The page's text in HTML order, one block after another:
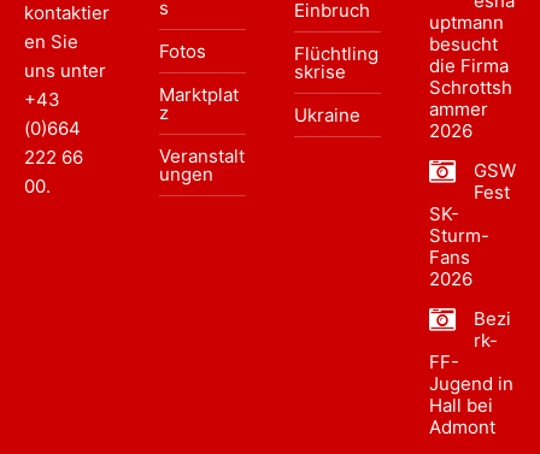
kontaktier
en Sie
uns unter
+43
(0)664
222 66
00.
s
Fotos
Marktplat
z
Veranstalt
ungen
Einbruch
Flüchtling
skrise
Ukraine
uptmann
besucht
die Firma
Schrottsh
ammer
2026
GSW
Fest
SK-
Sturm-
Fans
2026
Bezi
rk-
FF-
Jugend in
Hall bei
Admont